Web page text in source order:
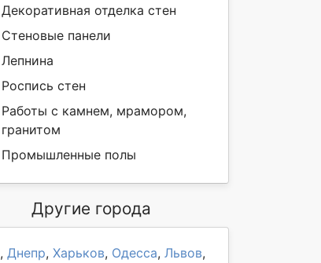
Декоративная отделка стен
Стеновые панели
Лепнина
Роспись стен
Работы с камнем, мрамором,
гранитом
Промышленные полы
Другие города
, Днепр, Харьков, Одесса, Львов,